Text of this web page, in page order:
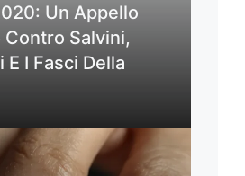
Un Appello
Salvini,
I Fasci Della